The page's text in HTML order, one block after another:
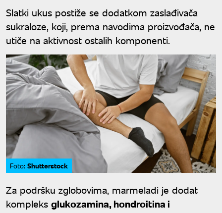
Slatki ukus postiže se dodatkom zaslađivača
sukraloze, koji, prema navodima proizvođača, ne
utiče na aktivnost ostalih komponenti.
Foto: Shutterstock
Za podršku zglobovima, marmeladi je dodat
kompleks glukozamina, hondroitina i